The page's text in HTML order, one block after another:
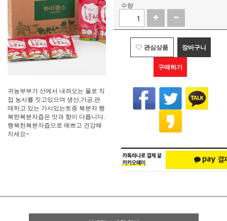
귀농부부가 산에서 내려오는 물로 직
접 농사를 짓고있으며 생산,가공,판
매하고 있는 가시있는토종 복분자 행
복한복분자즙은 맛과 향이 다릅니다.
행복한복분자즙으로 예쁘고 건강해
지세요~
수량
관심상품 장바구니
구매하기